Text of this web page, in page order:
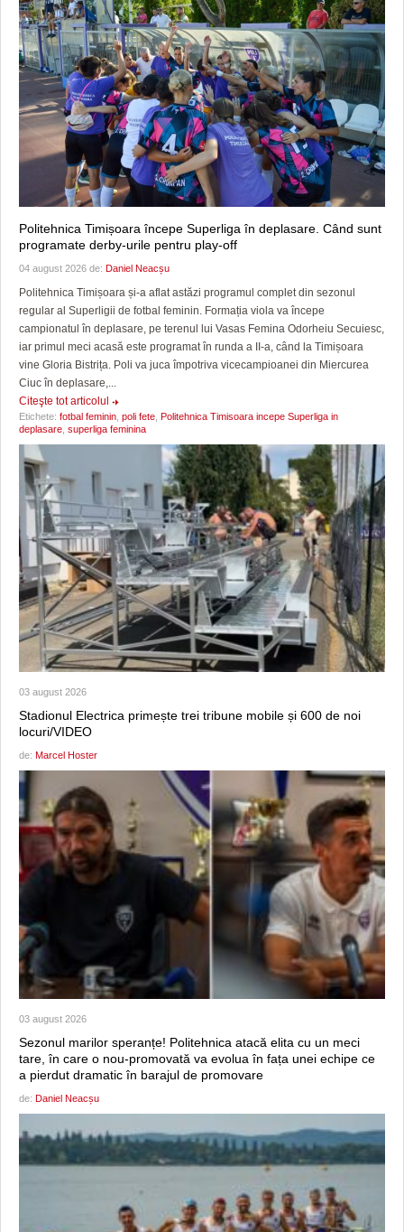
Politehnica Timișoara începe Superliga în deplasare. Când sunt
programate derby-urile pentru play-off
04 august 2026 de: Daniel Neacșu
Politehnica Timișoara și-a aflat astăzi programul complet din sezonul
regular al Superligii de fotbal feminin. Formația viola va începe
campionatul în deplasare, pe terenul lui Vasas Femina Odorheiu Secuiesc,
iar primul meci acasă este programat în runda a II-a, când la Timișoara
vine Gloria Bistrița. Poli va juca împotriva vicecampioanei din Miercurea
Ciuc în deplasare,...
Citeşte tot articolul
Etichete: fotbal feminin poli fete
Politehnica Timisoara incepe Superliga in
deplasare superliga feminina
03 august 2026
Stadionul Electrica primește trei tribune mobile și 600 de noi
locuri/VIDEO
de: Marcel Hoster
03 august 2026
Sezonul marilor speranțe! Politehnica atacă elita cu un meci
tare, în care o nou-promovată va evolua în fața unei echipe ce
a pierdut dramatic în barajul de promovare
de: Daniel Neacșu